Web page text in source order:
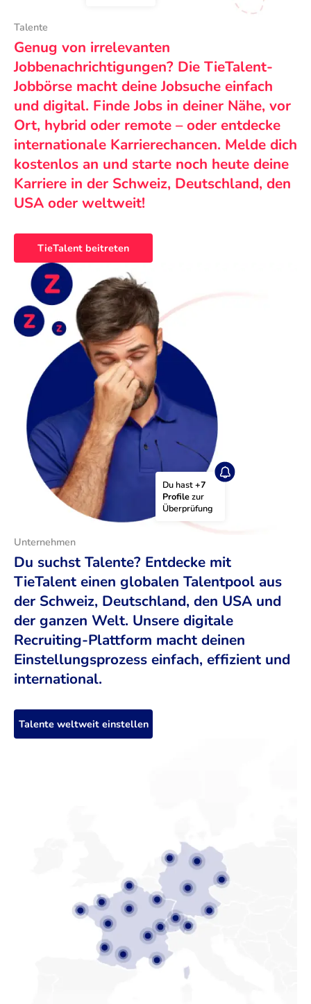
Talente
Genug von irrelevanten
Jobbenachrichtigungen? Die TieTalent-
Jobbörse macht deine Jobsuche einfach
und digital. Finde Jobs in deiner Nähe, vor
Ort, hybrid oder remote – oder entdecke
internationale Karrierechancen. Melde dich
kostenlos an und starte noch heute deine
Karriere in der Schweiz, Deutschland, den
USA oder weltweit!
TieTalent beitreten
Du hast +7
Profile zur
Überprüfung
Unternehmen
Du suchst Talente? Entdecke mit
TieTalent einen globalen Talentpool aus
der Schweiz, Deutschland, den USA und
der ganzen Welt. Unsere digitale
Recruiting-Plattform macht deinen
Einstellungsprozess einfach, effizient und
international.
Talente weltweit einstellen